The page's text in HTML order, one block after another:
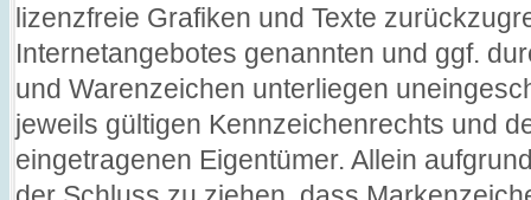
lizenzfreie Grafiken und Texte
Internetangebotes genannten und ggf.
und Warenzeichen unterliegen
jeweils gültigen Kennzeichenrechts und
eingetragenen Eigentümer. Allein